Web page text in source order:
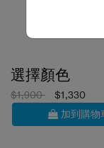
$1,900
$1,330
加到購物